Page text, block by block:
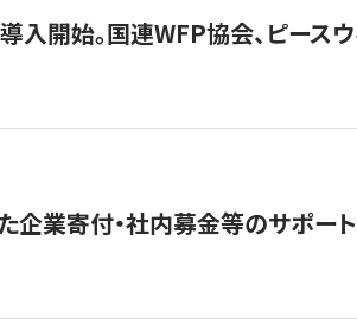
開始。国連WFP協会、ピースウ
企業寄付・社内募金等のサポー